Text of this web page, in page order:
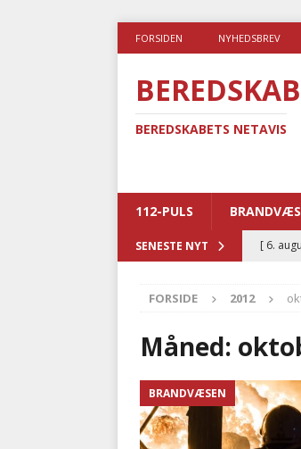
FORSIDEN NYHEDSBREV
BEREDSKABETS NETAVIS
112-PULS
SENESTE NYT [ 6.
[ 5.
i det
[ 4.
FORSIDE 2012
Måned:
BRANDVÆSEN